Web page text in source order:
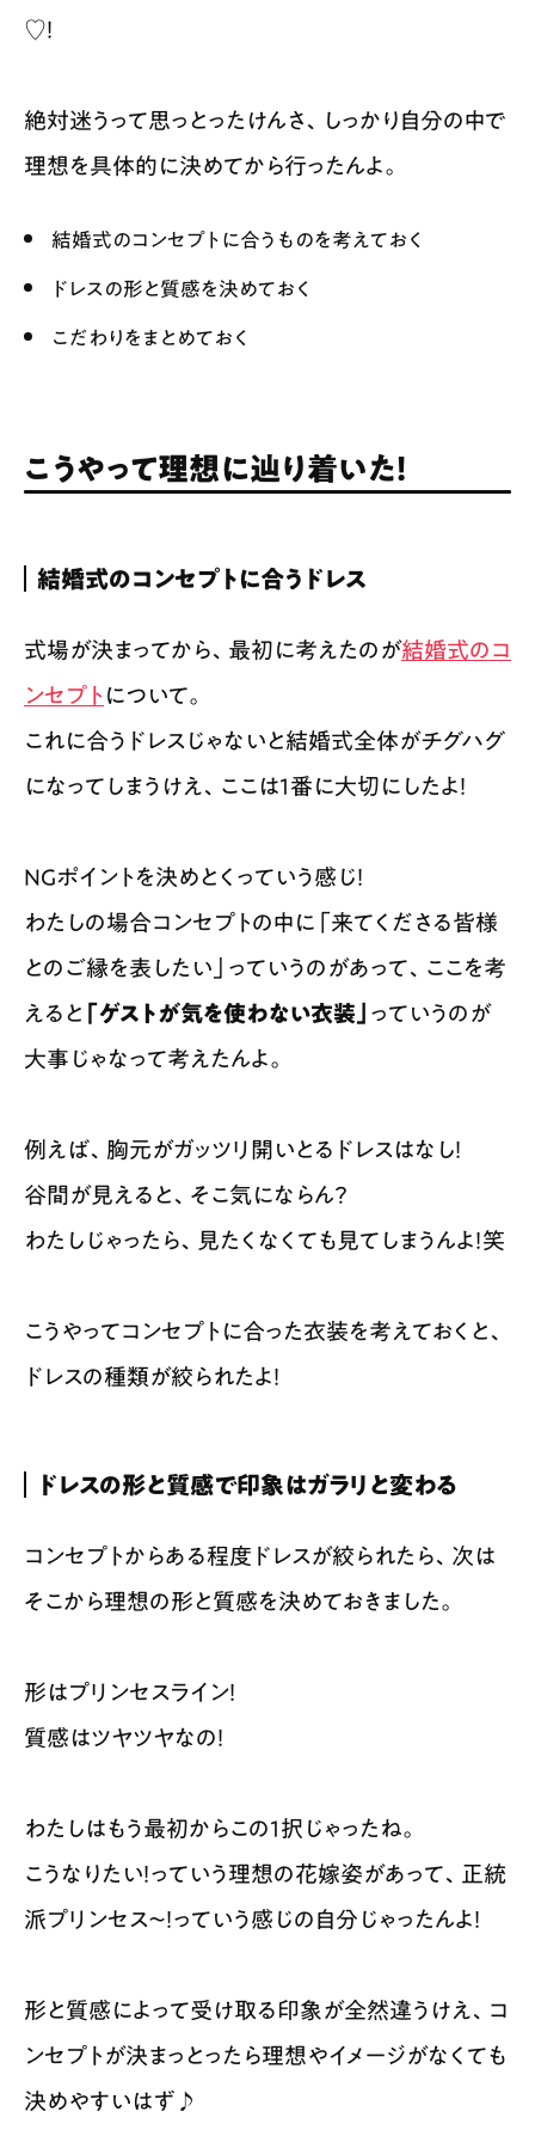
♡！
絶対迷うって思っとったけんさ、しっかり自分の中で
理想を具体的に決めてから行ったんよ。
結婚式のコンセプトに合うものを考えておく
ドレスの形と質感を決めておく
こだわりをまとめておく
こうやって理想に辿り着いた！
結婚式のコンセプトに合うドレス
式場が決まってから、最初に考えたのが結婚式のコ
ンセプト について。
これに合うドレスじゃないと結婚式全体がチグハグ
になってしまうけえ、ここは1番に大切にしたよ！
NGポイントを決めとくっていう感じ！
わたしの場合コンセプトの中に「来てくださる皆様
とのご縁を表したい」っていうのがあって、ここを考
えると 「ゲストが気を使わない衣装」 っていうのが
大事じゃなって考えたんよ。
例えば、胸元がガッツリ開いとるドレスはなし！
谷間が見えると、そこ気にならん？
わたしじゃったら、見たくなくても見てしまうんよ！笑
こうやってコンセプトに合った衣装を考えておくと、
ドレスの種類が絞られたよ！
ドレスの形と質感で印象はガラリと変わる
コンセプトからある程度ドレスが絞られたら、次は
そこから理想の形と質感を決めておきました。
形はプリンセスライン！
質感はツヤツヤなの！
わたしはもう最初からこの1択じゃったね。
こうなりたい！っていう理想の花嫁姿があって、正統
派プリンセス〜！っていう感じの自分じゃったんよ！
形と質感によって受け取る印象が全然違うけえ、コ
ンセプトが決まっとったら理想やイメージがなくても
決めやすいはず♪